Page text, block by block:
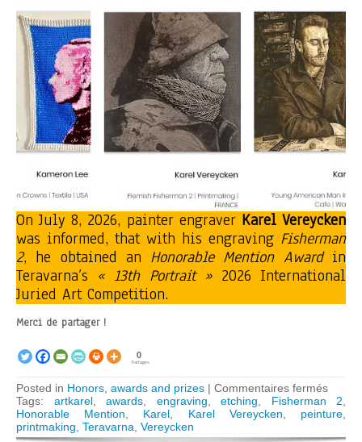
On July 8, 2026, painter engraver Karel Vereycken
was informed, that with his engraving Fisherman
2, he obtained an Honorable Mention Award in
Teravarna’s « 13th Portrait »2026 International
Juried Art Competition.
Merci de partager !
0
Partages
Posted in Honors, awards and prizes | Commentaires ferméssur
Karel
Tags: artkarel, awards engraving etching Fisherman 2
Honorable Mention
Karel Karel Vereycken peinture
printmaking Teravarna Vereycken